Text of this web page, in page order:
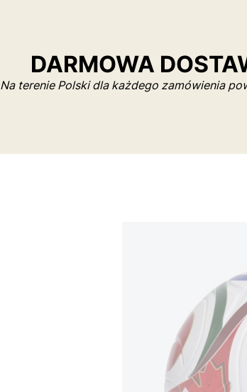
DARMOWA
Na terenie Polski dla każdego zamówienia